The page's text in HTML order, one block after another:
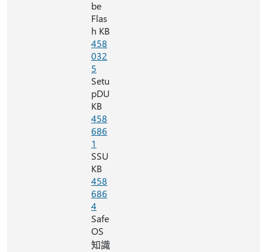
be
Flas
h KB
458
032
5
Setu
pDU
KB
458
686
1
SSU
KB
458
686
4
Safe
OS
知識